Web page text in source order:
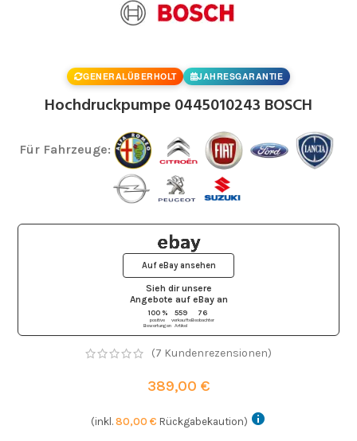
GENERALÜBERHOLT JAHRESGARANTIE
Hochdruckpumpe 0445010243 BOSCH
Für Fahrzeuge:
Sieh dir unsere
Angebote auf eBayan
100 %
positive
Bewertungen
559
verkaufte
Artikel
76
Beobachter
Auf eBay ansehen
(7 Kundenrezensionen)
389,00 €
(inkl. 80,00 € Rückgabekaution)